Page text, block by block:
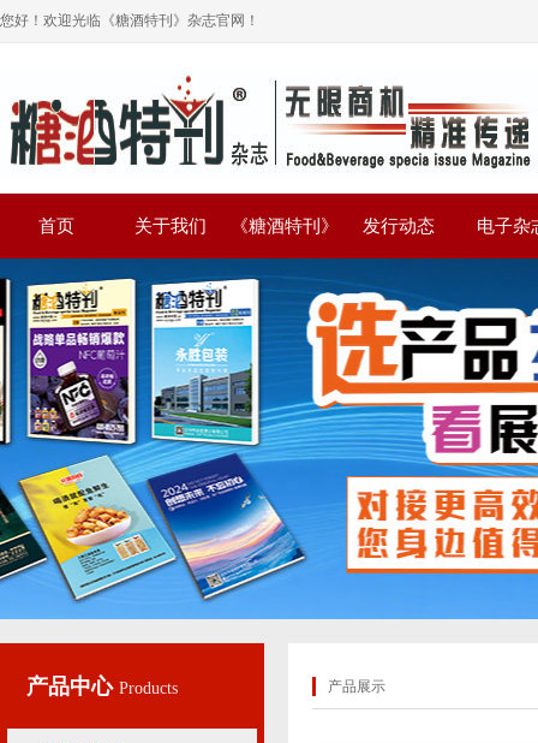
您好！欢迎光临《糖酒特刊》杂志官网！
首页 关于我们 《糖酒特刊》 发行动态 电子杂
产品中心 Products 产品展示